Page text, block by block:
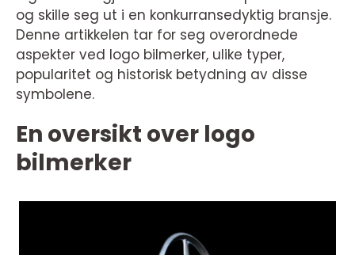
og skille seg ut i en konkurransedyktig bransje.
Denne artikkelen tar for seg overordnede
aspekter ved logo bilmerker, ulike typer,
popularitet og historisk betydning av disse
symbolene.
En oversikt over logo
bilmerker